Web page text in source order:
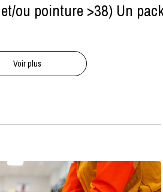
ou pointure >38) Un
Voir plus